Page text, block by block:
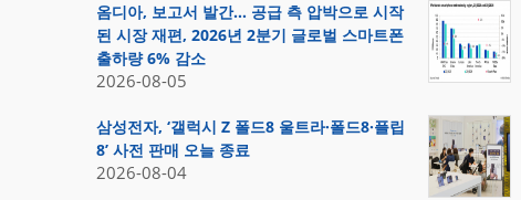
옴디아, 보고서 발간… 공급 측 압박으로 시작
된 시장 재편, 2026년 2분기 글로벌 스마트폰
출하량 6% 감소
2026-08-05
삼성전자, ‘갤럭시 Z 폴드8 울트라·폴드8·플립
8’ 사전 판매 오늘 종료
2026-08-04